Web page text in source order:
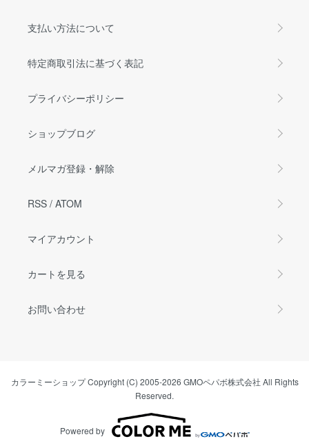
支払い方法について
特定商取引法に基づく表記
プライバシーポリシー
ショップブログ
メルマガ登録・解除
RSS / ATOM
マイアカウント
カートを見る
お問い合わせ
カラーミーショップCopyright (C) 2005-2026 GMOペパボ株式会社 All Rights
Reserved.
Powered by